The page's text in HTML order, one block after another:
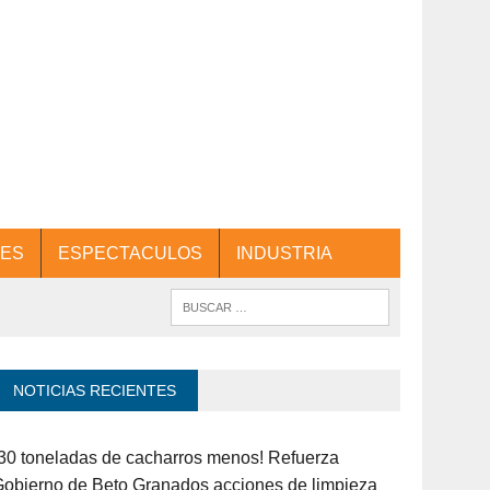
ESPECTACULOS INDUSTRIA
NOTICIAS RECIENTES
toneladas de cacharros menos! Refuerza
de Beto Granados acciones de limpieza